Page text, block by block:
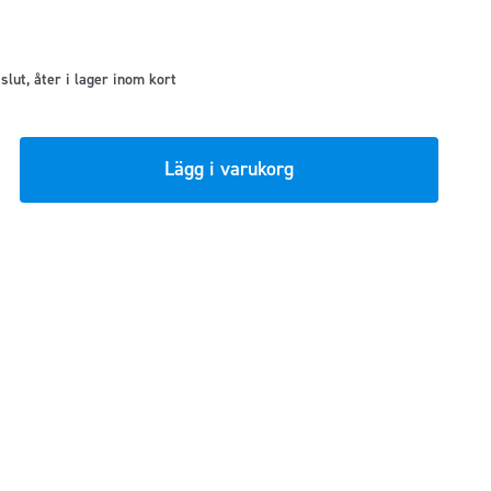
åter i lager inom kort
Lägg i varukorg